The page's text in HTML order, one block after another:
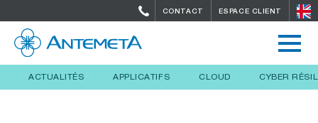
CONTACT ESPACE CLIENT
ACTUALITÉS APPLICATIFS CLOUD CYBER